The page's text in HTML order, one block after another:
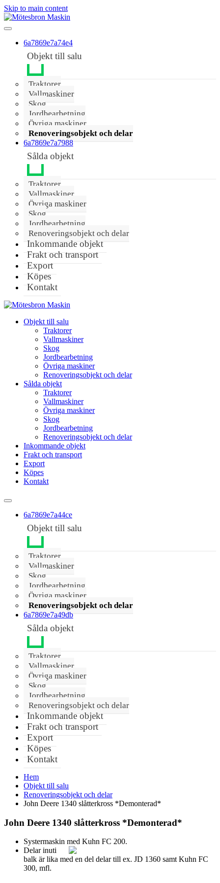
Skip to main content
6a7869e7a74e4
Objekt till salu
Traktorer
Vallmaskiner
Skog
Jordbearbetning
Övriga maskiner
Renoveringsobjekt och delar
6a7869e7a7988
Sålda objekt
Traktorer
Vallmaskiner
Övriga maskiner
Skog
Jordbearbetning
Renoveringsobjekt och delar
Inkommande objekt
Frakt och transport
Export
Köpes
Kontakt
Objekt till salu
Traktorer
Vallmaskiner
Skog
Jordbearbetning
Övriga maskiner
Renoveringsobjekt och delar
Sålda objekt
Traktorer
Vallmaskiner
Övriga maskiner
Skog
Jordbearbetning
Renoveringsobjekt och delar
Inkommande objekt
Frakt och transport
Export
Köpes
Kontakt
6a7869e7a44ce
Objekt till salu
Traktorer
Vallmaskiner
Skog
Jordbearbetning
Övriga maskiner
Renoveringsobjekt och delar
6a7869e7a49db
Sålda objekt
Traktorer
Vallmaskiner
Övriga maskiner
Skog
Jordbearbetning
Renoveringsobjekt och delar
Inkommande objekt
Frakt och transport
Export
Köpes
Kontakt
Hem
Objekt till salu
Renoveringsobjekt och delar
John Deere 1340 slåtterkross *Demonterad*
John Deere 1340 slåtterkross *Demonterad*
Systermaskin med Kuhn FC 200.
Delar inuti
balk är lika med en del delar till ex. JD 1360 samt Kuhn FC
300, mfl.